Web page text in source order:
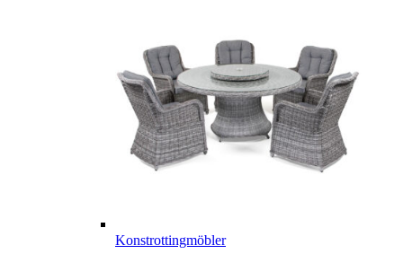
Konstrottingmöbler